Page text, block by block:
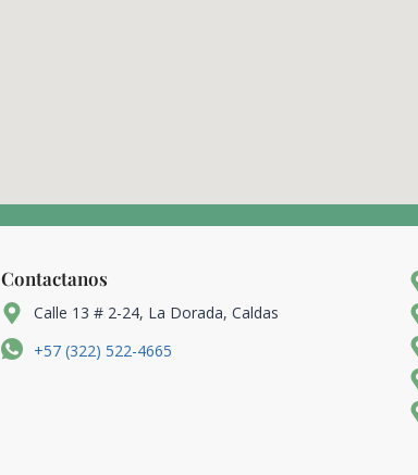
Contactanos
Calle 13 # 2-24, La Dorada, Caldas
+57 (322) 522-4665